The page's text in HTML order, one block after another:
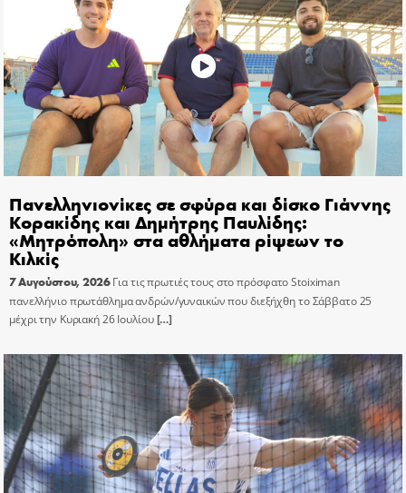
Πανελληνιονίκες σε σφύρα και δίσκο Γιάννης
Κορακίδης και Δημήτρης Παυλίδης:
«Μητρόπολη» στα αθλήματα ρίψεων το
Κιλκίς
7 Αυγούστου, 2026 Για τις πρωτιές τους στο πρόσφατο Stoiximan
πανελλήνιο πρωτάθλημα ανδρών/γυναικών που διεξήχθη το Σάββατο 25
μέχρι την Κυριακή 26 Ιουλίου[…]